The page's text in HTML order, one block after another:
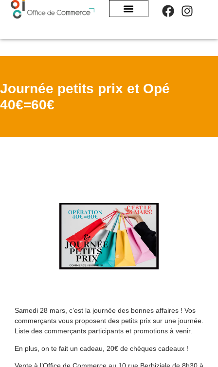
Journée petits prix et Opé
40€=60€
Samedi 28 mars, c’est la journée des bonnes affaires ! Vos
commerçants vous proposent des petits prix sur une journée.
Liste des commerçants participants et promotions à venir.
En plus, on te fait un cadeau, 20€ de chèques cadeaux !
Panneau de gestion des cookies